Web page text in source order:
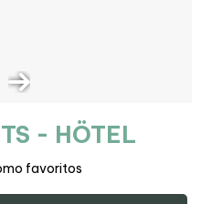
- HÖTEL
favoritos